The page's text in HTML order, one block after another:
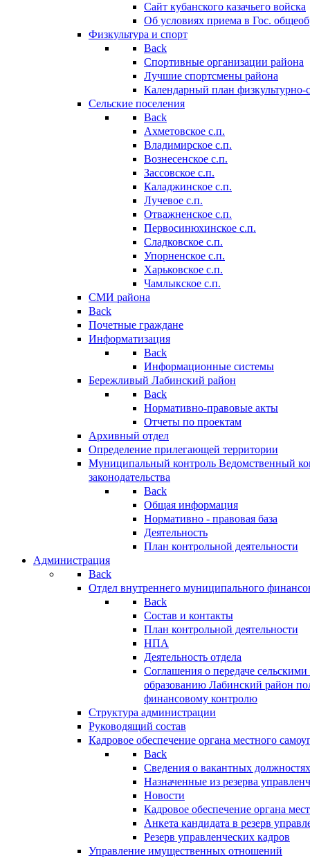
Cайт кубанского казачьего войска
Об условиях приема в Гос.
Физкультура и спорт
Back
Спортивные организации района
Лучшие спортсмены района
Календарный план
Сельские поселения
Back
Ахметовское с.п.
Владимирское с.п.
Вознесенское с.п.
Зассовское с.п.
Каладжинское с.п.
Лучевое с.п.
Отважненское с.п.
Первосинюхинское с.п.
Сладковское с.п.
Упорненское с.п.
Харьковское с.п.
Чамлыкское с.п.
СМИ района
Back
Почетные граждане
Информатизация
Back
Информационные системы
Бережливый Лабинский район
Back
Нормативно-правовые акты
Отчеты по проектам
Архивный отдел
Определение прилегающей территории
Муниципальный контроль Ведомственный
законодательства
Back
Общая информация
Нормативно - правовая база
Деятельность
План контрольной деятельности
Администрация
Back
Отдел внутреннего муниципального
Back
Состав и контакты
План контрольной деятельности
НПА
Деятельность отдела
Соглашения о передаче
образованию Лабинский район
финансовому контролю
Структура администрации
Руководящий состав
Кадровое обеспечение органа местного
Back
Сведения о вакантных
Назначенные из резерва
Новости
Кадровое обеспечение органа
Анкета кандидата в резерв
Резерв управленческих кадров
Управление имущественных отношений